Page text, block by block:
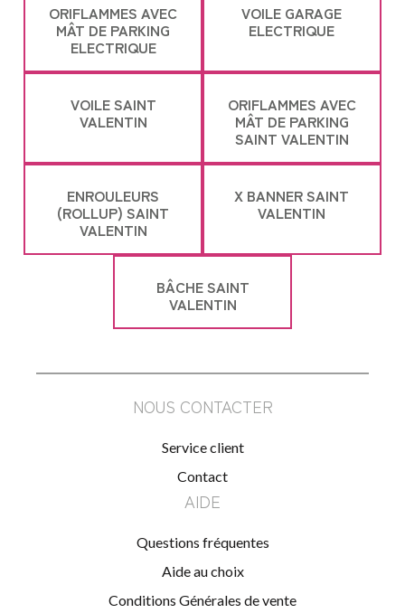
ORIFLAMMES AVEC
MÂT DE PARKING
ELECTRIQUE
VOILE GARAGE
ELECTRIQUE
VOILE SAINT
VALENTIN
ORIFLAMMES AVEC
MÂT DE PARKING
SAINT VALENTIN
ENROULEURS
(ROLLUP) SAINT
VALENTIN
X BANNER SAINT
VALENTIN
BÂCHE SAINT
VALENTIN
NOUS CONTACTER
Service client
Contact
AIDE
Questions fréquentes
Aide au choix
Conditions Générales de vente